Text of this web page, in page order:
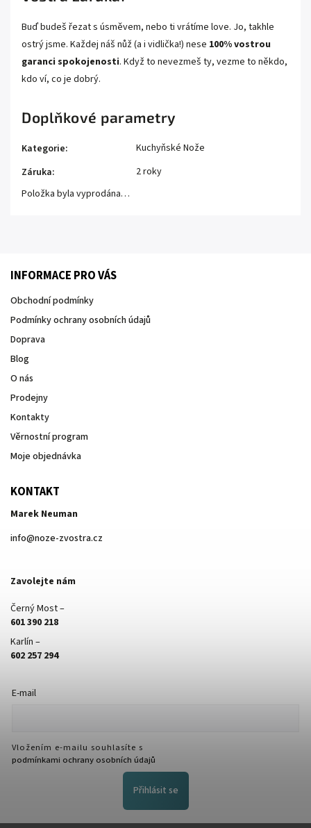
Buď budeš řezat s úsměvem, nebo ti vrátíme love. Jo, takhle
ostrý jsme. Každej náš nůž (a i vidlička!) nese 100% vostrou
garanci spokojenosti. Když to nevezmeš ty, vezme to někdo,
kdo ví, co je dobrý.
Doplňkové parametry
Kategorie:
Kuchyňské Nože
Záruka:
2 roky
Položka byla vyprodána…
INFORMACE PRO VÁS
Obchodní podmínky
Podmínky ochrany osobních údajů
Doprava
Blog
O nás
Prodejny
Kontakty
Věrnostní program
Moje objednávka
KONTAKT
Marek Neuman
info@noze-zvostra.cz
Zavolejte nám
Černý Most –
601 390 218
Karlín –
602 257 294
E-mail
Vložením e-mailu souhlasíte s
podmínkami ochrany osobních údajů
Přihlásit se